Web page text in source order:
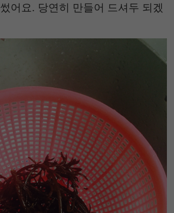
어요. 당연히 만들어 드셔두 되겠